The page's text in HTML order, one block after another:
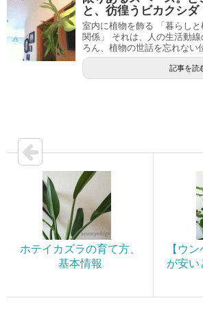
と、彷徨うビカクシダ
室内に植物を飾る 「暮らし
関係」 それは、人の生活動
ろん、植物の世話を忘れない
記事を読
ホテイカズラの育て方、
基本情報
【ウ
が安い